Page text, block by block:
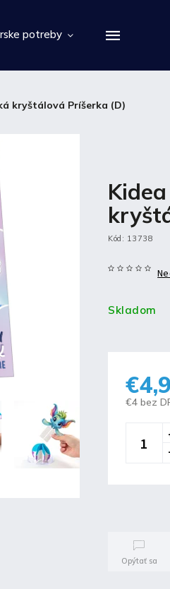
potreby
kryštálová Príšerka (D)
Kód: 13738
Skladom
€4 bez
Opýtať sa